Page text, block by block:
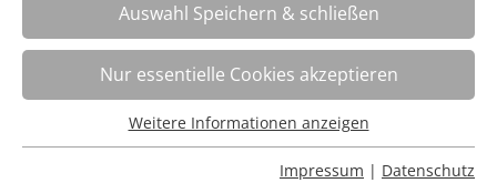
Word – Dokumente effizient erstellen
261F07
Wann:
Jederzeit abrufbar
e-Akademie
Status:
Anmeldung möglich
Auswahl Speichern & schließen
Nur essentielle Cookies akzeptieren
Essentielle Cookies werden für grundlegende Funktionen
Weitere Informationen anzeigen
Impressum | Datenschutz